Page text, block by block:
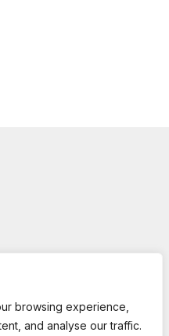
browsing experience,
and analyse our traffic.